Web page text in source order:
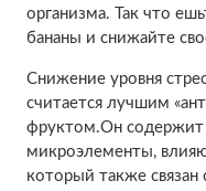
организма. Так что
бананы и снижайте
Снижение уровня
считается лучшим
фруктом.Он
микроэлементы,
который также связан